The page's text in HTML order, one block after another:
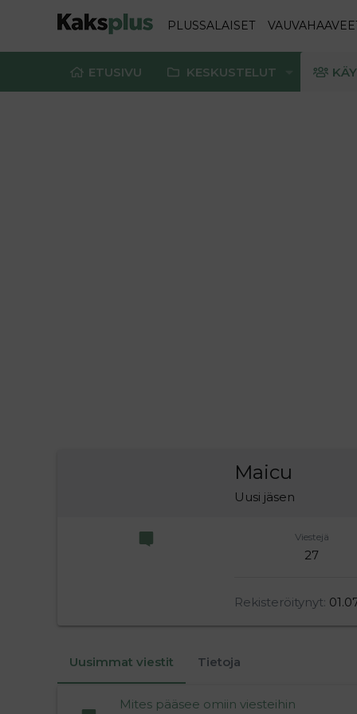
PLUSSALAISET
ETUSIVU KESKUSTELUT
Maicu
Uusi jäsen
Viestejä
27
Rekisteröitynyt
Uusimmat viestit Tietoja
Mites pääsee omiin viesteihin